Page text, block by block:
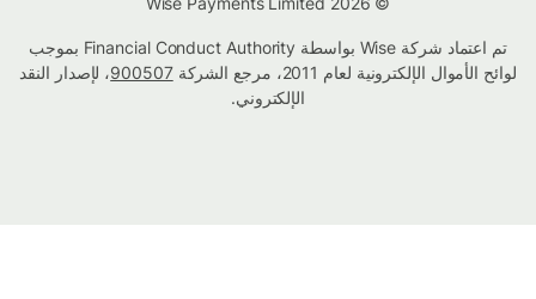
تم اعتماد شركة Wise بواسطة Financial Conduct Authority بموجب
لوائح الأموال الإلكترونية لعام 2011، مرجع الشركة
900507، لإصدار النقد
الإلكتروني.